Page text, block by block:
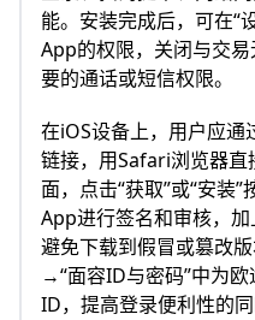
能。安装完成后，可在“
App的权限，关闭与交
要的通话或短信权限。
在iOS设备上，用户应通
链接，用Safari浏览器
面，点击“获取”或“安装
App进行签名和审核，
避免下载到假冒或篡改
→“面容ID与密码”中为
ID，提高登录便利性的同